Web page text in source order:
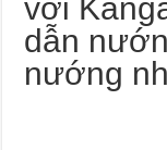
với
dẫn
nướng